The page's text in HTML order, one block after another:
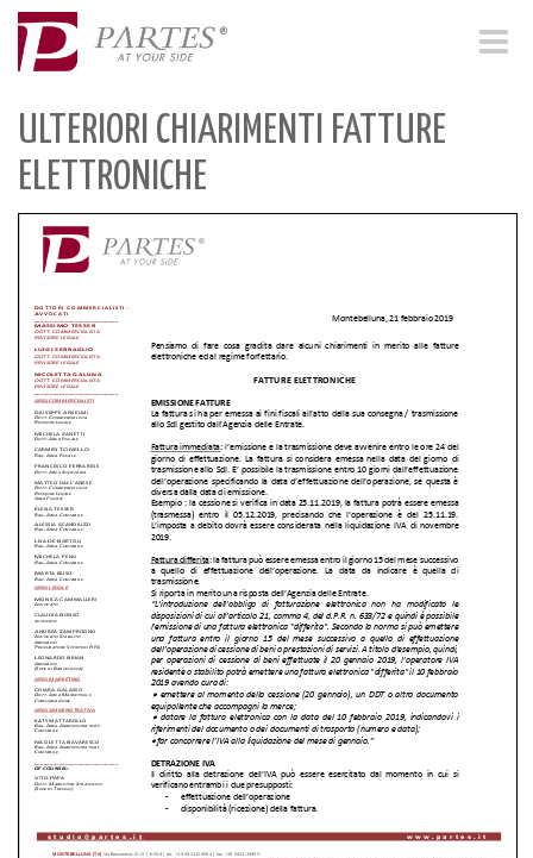
Toggle
ULTERIORI CHIARIMENTI FATTURE
ELETTRONICHE